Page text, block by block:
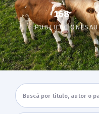
168
PUBLICACIONES